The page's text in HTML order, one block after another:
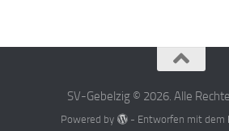
SV-Gebelzig © 2026. Alle
Powered by - Entworfen mit dem